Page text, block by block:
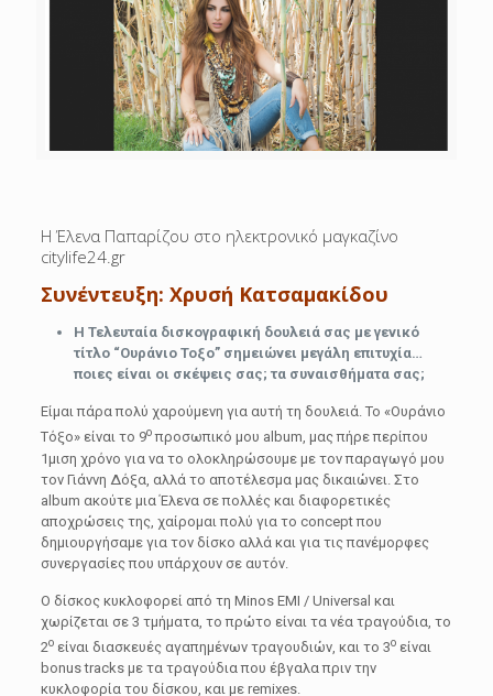
Η Έλενα Παπαρίζου στο ηλεκτρονικό μαγκαζίνο
citylife24.gr
Συνέντευξη: Χρυσή Κατσαμακίδου
Η Τελευταία δισκογραφική δουλειά σας με γενικό
τίτλο “Ουράνιο Τοξο” σημειώνει μεγάλη επιτυχία…
ποιες είναι οι σκέψεις σας; τα συναισθήματα σας;
Είμαι πάρα πολύ χαρούμενη για αυτή τη δουλειά. Το «Ουράνιο
Τόξο» είναι το 9οπροσωπικό μου album, μας πήρε περίπου
1μιση χρόνο για να το ολοκληρώσουμε με τον παραγωγό μου
τον Γιάννη Δόξα, αλλά το αποτέλεσμα μας δικαιώνει. Στο
album ακούτε μια Έλενα σε πολλές και διαφορετικές
αποχρώσεις της, χαίρομαι πολύ για το concept που
δημιουργήσαμε για τον δίσκο αλλά και για τις πανέμορφες
συνεργασίες που υπάρχουν σε αυτόν.
Ο δίσκος κυκλοφορεί από τη Minos EMI / Universal και
χωρίζεται σε 3 τμήματα, το πρώτο είναι τα νέα τραγούδια, το
2οείναι διασκευές αγαπημένων τραγουδιών, και το 3οείναι
bonus tracks με τα τραγούδια που έβγαλα πριν την
κυκλοφορία του δίσκου, και με remixes.